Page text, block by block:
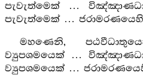
පැවැත්මෙක් …
පැවැත්මෙක් …
මහණෙනි,
ව්‍යුපශමයෙක් …
ව්‍යුපශමයෙක් …